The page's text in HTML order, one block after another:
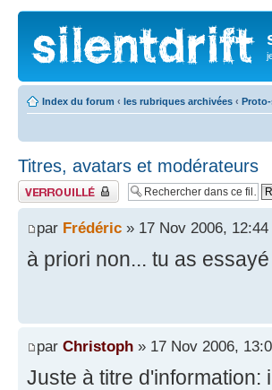
Index du forum ‹ les rubriques archivées ‹
Titres, avatars et modérateurs
Fil verrouillé
par Frédéric » 17 Nov 2006, 12:44
à priori non... tu as
par Christoph » 17 Nov 2006,
Juste à titre d'information: